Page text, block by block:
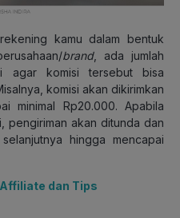
kamu dalam bentuk
brand, ada jumlah
agar komisi tersebut bisa
komisi akan dikirimkan
minimal Rp20.000. Apabila
pengiriman akan ditunda dan
hingga mencapai
dan Tips